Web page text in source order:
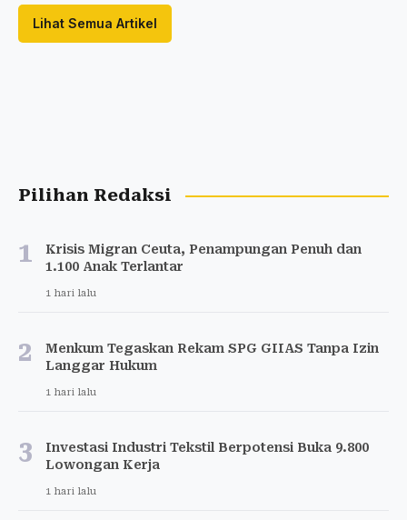
Lihat Semua Artikel
Pilihan Redaksi
1
Krisis Migran Ceuta, Penampungan Penuh dan
1.100 Anak Terlantar
1 hari lalu
2
Menkum Tegaskan Rekam SPG GIIAS Tanpa Izin
Langgar Hukum
1 hari lalu
3
Investasi Industri Tekstil Berpotensi Buka 9.800
Lowongan Kerja
1 hari lalu